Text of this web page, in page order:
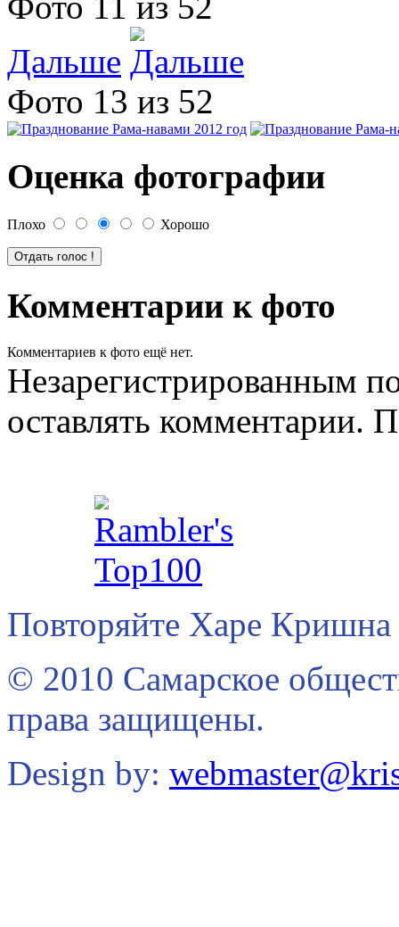
Дальше
Фото 13 из 52
Оценка фотографии
Плохо Хорошо
Комментарии к фото
Комментариев к фото ещё нет.
Незарегистрированным
оставлять комментарии.
Повторяйте Харе Кришна
© 2010 Самарское
права защищены.
Design by: